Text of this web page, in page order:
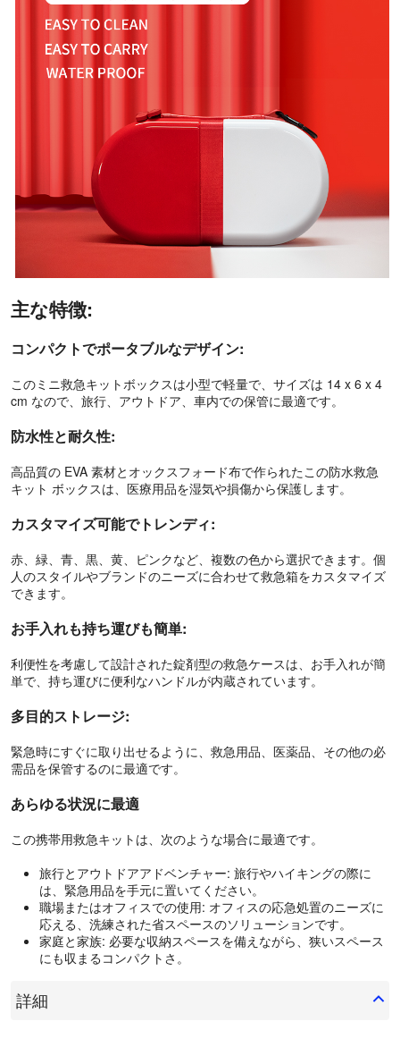
主な特徴:
コンパクトでポータブルなデザイン:
このミニ救急キットボックスは小型で軽量で、サイズは 14 x 6 x 4
cm なので、旅行、アウトドア、車内での保管に最適です。
防水性と耐久性:
高品質の EVA 素材とオックスフォード布で作られたこの防水救急
キット ボックスは、医療用品を湿気や損傷から保護します。
カスタマイズ可能でトレンディ:
赤、緑、青、黒、黄、ピンクなど、複数の色から選択できます。個
人のスタイルやブランドのニーズに合わせて救急箱をカスタマイズ
できます。
お手入れも持ち運びも簡単:
利便性を考慮して設計された錠剤型の救急ケースは、お手入れが簡
単で、持ち運びに便利なハンドルが内蔵されています。
多目的ストレージ:
緊急時にすぐに取り出せるように、救急用品、医薬品、その他の必
需品を保管するのに最適です。
あらゆる状況に最適
この携帯用救急キットは、次のような場合に最適です。
旅行とアウトドアアドベンチャー: 旅行やハイキングの際に
は、緊急用品を手元に置いてください。
職場またはオフィスでの使用: オフィスの応急処置のニーズに
応える、洗練された省スペースのソリューションです。
家庭と家族: 必要な収納スペースを備えながら、狭いスペース
にも収まるコンパクトさ。
詳細